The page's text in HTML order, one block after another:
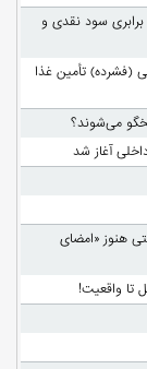
پترول با دست پر به مجمع آمد؛ جهش سودآوری، رشد ۱۱ برابری سود نقدی و
(فشرده) تأمین غذا
می‌شوند؟
آغاز شد
هنوز «امضای
تا واقعیت!